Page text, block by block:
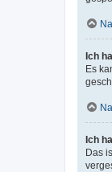
Ich
Es
Ich
Das